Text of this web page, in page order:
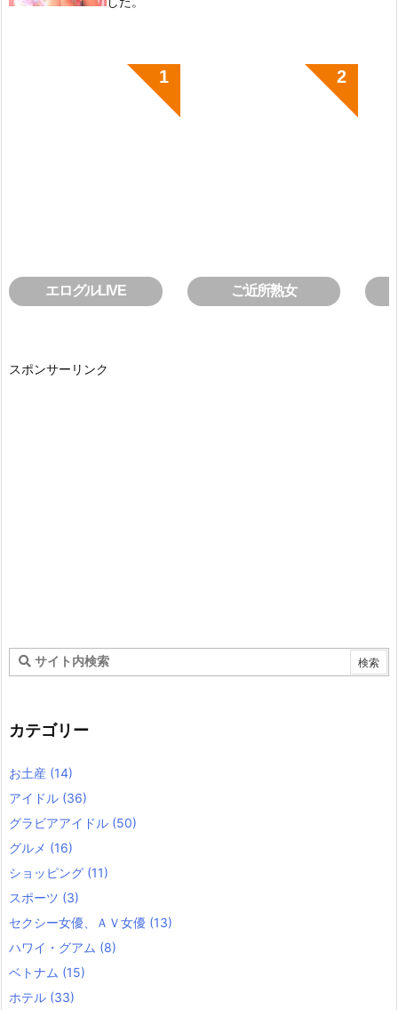
エログルLIVE ご近所熟女
スポンサーリンク
カテゴリー
お土産 (14)
アイドル (36)
グラビアアイドル (50)
グルメ (16)
ショッピング (11)
スポーツ (3)
セクシー女優、ＡＶ女優 (13)
ハワイ・グアム (8)
ベトナム (15)
ホテル (33)